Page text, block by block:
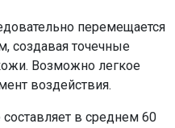
перемещается
создавая точечные
Возможно легкое
воздействия.
в среднем 60